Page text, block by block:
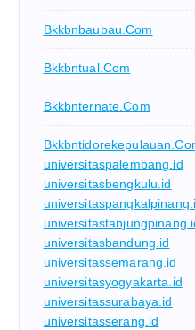
Bkkbnbaubau.com
Bkkbntual.com
Bkkbnternate.com
universitaspalembang.id
universitasbengkulu.id
universitasbandung.id
universitassemarang.id
universitasyogyakarta.id
universitassurabaya.id
universitasserang.id